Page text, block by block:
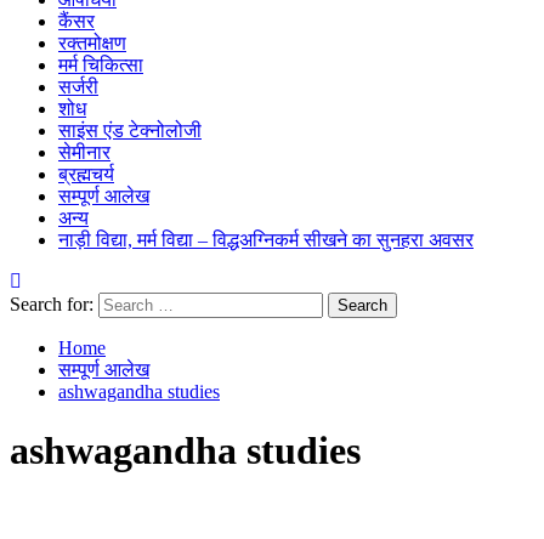
कैंसर
रक्तमोक्षण
मर्म चिकित्सा
सर्जरी
शोध
साइंस एंड टेक्नोलोजी
सेमीनार
ब्रह्मचर्य
सम्पूर्ण आलेख
अन्य
नाड़ी विद्या, मर्म विद्या – विद्धअग्निकर्म सीखने का सुनहरा अवसर
Search for:
Home
सम्पूर्ण आलेख
ashwagandha studies
ashwagandha studies